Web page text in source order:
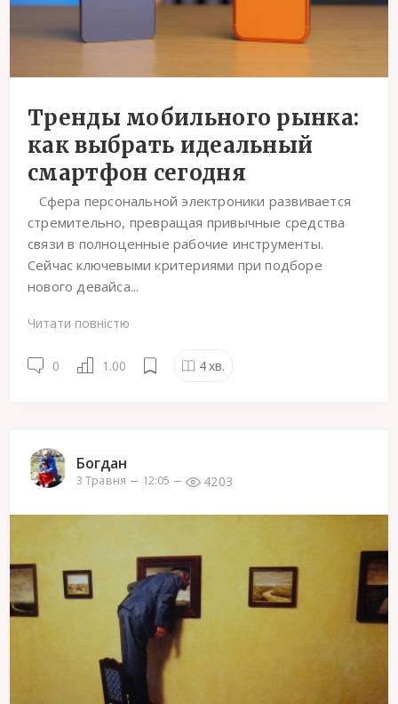
Тренды мобильного рынка:
как выбрать идеальный
смартфон сегодня
Сфера персональной электроники развивается
стремительно, превращая привычные средства
связи в полноценные рабочие инструменты.
Сейчас ключевыми критериями при подборе
нового девайса...
Читати повністю
0 1.00 4хв.
Богдан
3 Травня 12:05 4203